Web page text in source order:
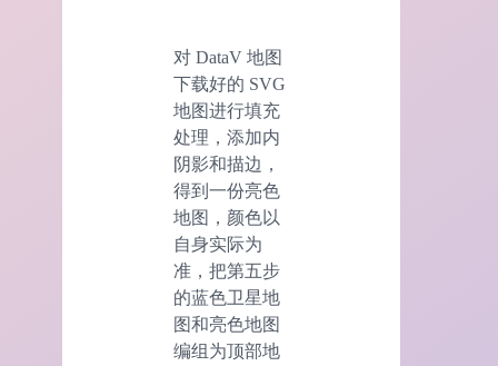
对 DataV 地图
下载好的 SVG
地图进行填充
处理，添加内
阴影和描边，
得到一份亮色
地图，颜色以
自身实际为
准，把第五步
的蓝色卫星地
图和亮色地图
编组为顶部地